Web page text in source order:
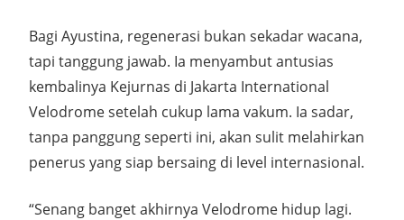
Bagi Ayustina, regenerasi bukan sekadar wacana,
tapi tanggung jawab. Ia menyambut antusias
kembalinya Kejurnas di Jakarta International
Velodrome setelah cukup lama vakum. Ia sadar,
tanpa panggung seperti ini, akan sulit melahirkan
penerus yang siap bersaing di level internasional.
“Senang banget akhirnya Velodrome hidup lagi.